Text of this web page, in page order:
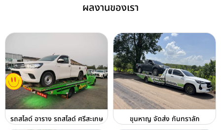
ผลงานของเรา
รถสไลด์ อาราง รถสไลด์ ศรีสะเกษ ขุนหาญ จัดส่ง กันทราลัก